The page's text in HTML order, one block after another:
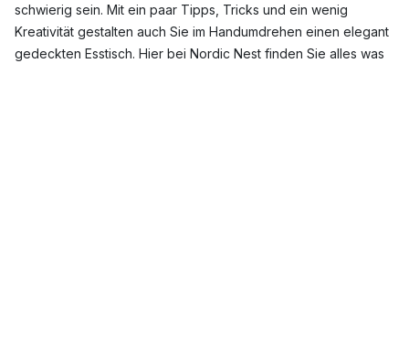
schwierig sein. Mit ein paar Tipps, Tricks und ein wenig
Kreativität gestalten auch Sie im Handumdrehen einen elegant
gedeckten Esstisch. Hier bei Nordic Nest finden Sie alles was